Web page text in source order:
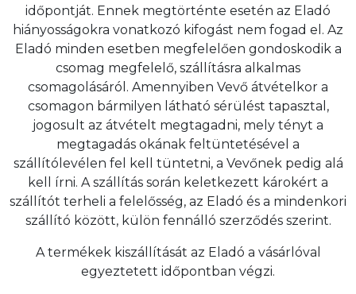
időpontját. Ennek megtörténte esetén az Eladó
hiányosságokra vonatkozó kifogást nem fogad el. Az
Eladó minden esetben megfelelően gondoskodik a
csomag megfelelő, szállításra alkalmas
csomagolásáról. Amennyiben Vevő átvételkor a
csomagon bármilyen látható sérülést tapasztal,
jogosult az átvételt megtagadni, mely tényt a
megtagadás okának feltüntetésével a
szállítólevélen fel kell tüntetni, a Vevőnek pedig alá
kell írni. A szállítás során keletkezett károkért a
szállítót terheli a felelősség, az Eladó és a mindenkori
szállító között, külön fennálló szerződés szerint.
A termékek kiszállítását az Eladó a vásárlóval
egyeztetett időpontban végzi.